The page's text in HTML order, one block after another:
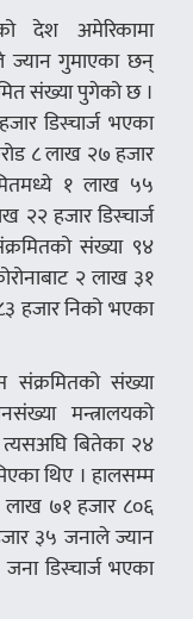
देश अमेरिकामा
ज्यान गुमाएका छन्
संख्या पुगेको छ ।
डिस्चार्ज भएका
८ लाख २७ हजार
१ लाख ५५
हजार डिस्चार्ज
संख्या ९४
२ लाख ३१
हजार निको भएका
संक्रमितको संख्या
मन्त्रालयको
बितेका २४
थिए । हालसम्म
लाख ७१ हजार ८०६
३५ जनाले ज्यान
डिस्चार्ज भएका